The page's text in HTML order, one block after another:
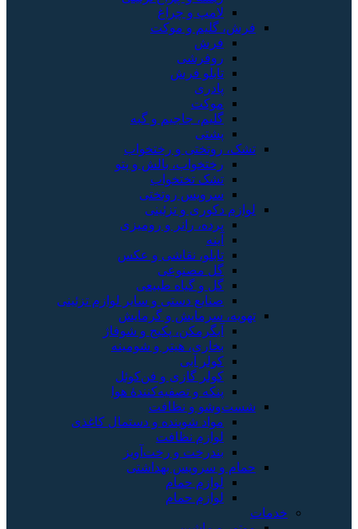
لامپ و چراغ
فرش، گلیم و موکت
فرش
روفرشی
تابلو فرش
پادری
موکت
گلیم، جاجیم و گبه
پشتی
تشک، روتختی و رختخواب
رختخواب، بالش و پتو
تشک تختخواب
سرویس روتختی
لوازم دکوری و تزئینی
پرده، رانر و رومیزی
آینه
تابلو، نقاشی و عکس
گل مصنوعی
گل و گیاه طبیعی
صنایع دستی و سایر لوازم تزئینی
تهویه، سرمایش و گرمایش
آبگرمکن، پکیج و شوفاژ
بخاری، هیتر و شومینه
کولر آبی
کولر گازی و فن‌کوئل
پنکه و تصفیه‌کنندهٔ هوا
شست‌وشو و نظافت
مواد شوینده و دستمال کاغذی
لوازم نظافت
بندرخت و رخت‌آویز
حمام و سرویس بهداشتی
لوازم حمام
لوازم حمام
خدمات